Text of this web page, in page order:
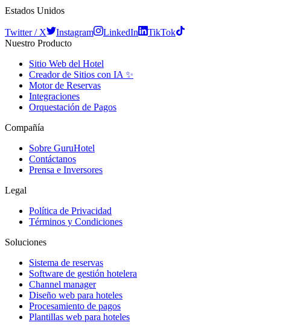
Estados Unidos
Twitter / X Instagram LinkedIn
TikTok
Nuestro Producto
Sitio Web del Hotel
Creador de Sitios con IA ✨
Motor de Reservas
Integraciones
Orquestación de Pagos
Compañía
Sobre GuruHotel
Contáctanos
Prensa e Inversores
Legal
Política de Privacidad
Términos y Condiciones
Soluciones
Sistema de reservas
Software de gestión hotelera
Channel manager
Diseño web para hoteles
Procesamiento de pagos
Plantillas web para hoteles